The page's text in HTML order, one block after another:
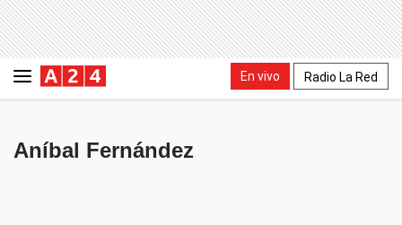
En vivo Radio La Red
Aníbal Fernández